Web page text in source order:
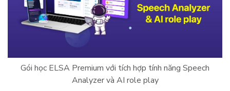
Gói học ELSA Premium với tích hợp tính năng Speech
Analyzer và AI role play